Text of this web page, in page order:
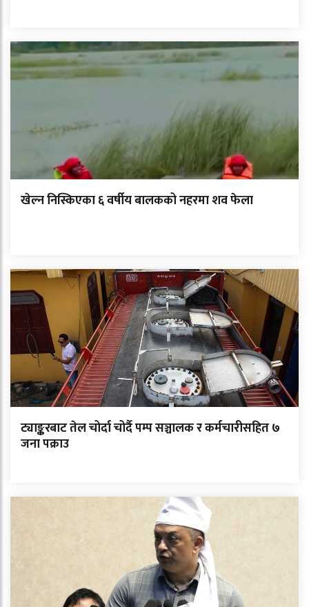
खेल्न निस्किएका ६ वर्षीय बालकको नहरमा शव फेला
ट्याङ्करबाट तेल चोर्दा चोर्दै पम्प सञ्चालक र कर्मचारीसहित ७
जना पक्राउ